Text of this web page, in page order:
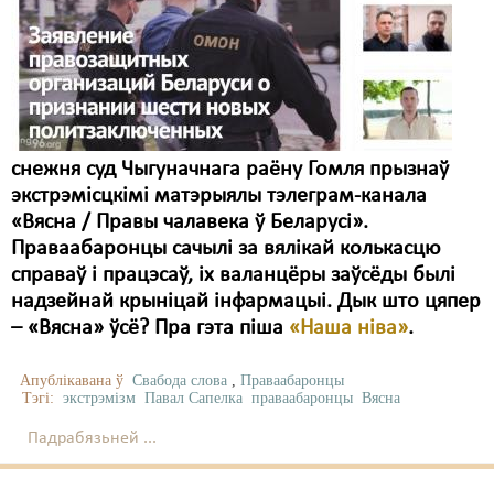
снежня суд Чыгуначнага раёну Гомля прызнаў
экстрэмісцкімі матэрыялы тэлеграм-канала
«Вясна / Правы чалавека ў Беларусі».
Праваабаронцы сачылі за вялікай колькасцю
справаў і працэсаў, іх валанцёры заўсёды былі
надзейнай крыніцай інфармацыі. Дык што цяпер
– «Вясна» ўсё? Пра гэта піша «Наша ніва».
Апублікавана ў Свабода слова , Праваабаронцы
Тэгі: экстрэмізм Павал Сапелка праваабаронцы Вясна
Падрабязьней ...
Карная псыхіятрыя
КПЧ ААН
Культурныя правы
ЛПП
Мігранты
Мірныя сходы
Палітвязьні
Праваабаронцы
Правы дзіцяці